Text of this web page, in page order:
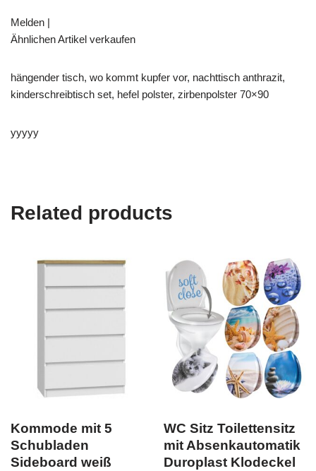
Melden |
Ähnlichen Artikel verkaufen
hängender tisch, wo kommt kupfer vor, nachttisch anthrazit,
kinderschreibtisch set, hefel polster, zirbenpolster 70×90
yyyyy
Related products
Kommode mit 5
Schubladen
Sideboard weiß
WC Sitz Toilettensitz
mit Absenkautomatik
Duroplast Klodeckel